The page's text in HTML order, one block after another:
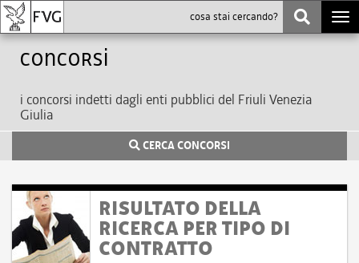
Concorsi
i concorsi indetti dagli enti pubblici del Friuli Venezia
Giulia
CERCA CONCORSI
RISULTATO DELLA
RICERCA PER TIPO DI
CONTRATTO